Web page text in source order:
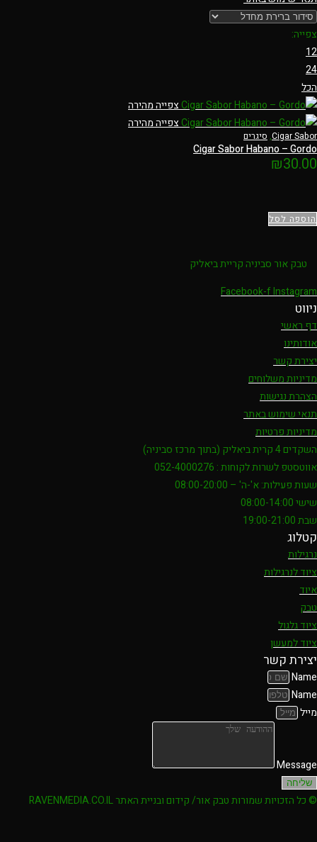
צפייה:
12
24
הכל
צפייה מהירה
צפייה מהירה
Cigar Sabor
, סיגרים
Cigar Sabor Habano – Gordo
₪30.00
הוספה לסל
טבק אור סביניה קריית ביאליק
Facebook-fInstagram
ניווט
דף ראשי
אודותינו
יצירת קשר
מדיניות משלוחים
הצהרת נגישות
תנאי שימוש באתר
מדיניות פרטיות
השקדים 4 קרית ביאליק (בתוך מרכז סביניה)
אווטסטפ לשרות לקוחות : 052-4000276
שעות פעילות: א'-ה' – 08:00-20:00
שישי 08:00-14:00
שבת 19:00-21:00
קטלוג
נרגילות
ציוד לנרגילות
איוד
טבק
ציוד גלגול
ציוד למעשן
יצירת קשר
Name
Name
מייל
Message
שליחה
© כל הזכויות שמורות טבק אור/ קידום ובניית האתר RAVENMEDIA.CO.IL